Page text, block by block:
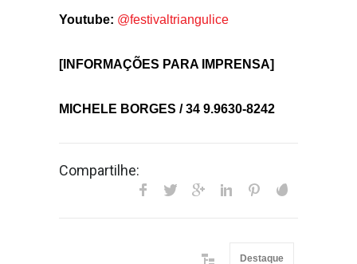
Youtube: @festivaltriangulice
[INFORMAÇÕES PARA IMPRENSA]
MICHELE BORGES / 34 9.9630-8242
Compartilhe:
Destaque